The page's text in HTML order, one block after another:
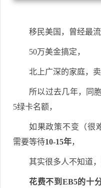
移民美国，曾经最
50万美金搞定，
北上广深的家庭，
所以过去几年，同
5绿卡名额，
如果政策不变（很
需要等待10-15年，
其实很多人不知道
花费不到EB5的十